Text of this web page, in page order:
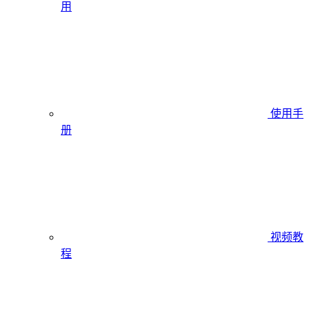
用
使用手
册
视频教
程